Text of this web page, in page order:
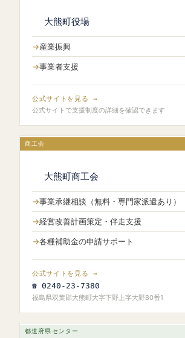
大熊町役場
産業振興
事業者支援
公式サイトを見る →
公式サイトで支援制度の詳細を確認できます
商工会
大熊町商工会
事業承継相談（無料・専門家派遣あり）
経営改善計画策定・伴走支援
各種補助金の申請サポート
公式サイトを見る →
☎ 0240-23-7380
福島県双葉郡大熊町大字下野上字大野80番1
都道府県センター